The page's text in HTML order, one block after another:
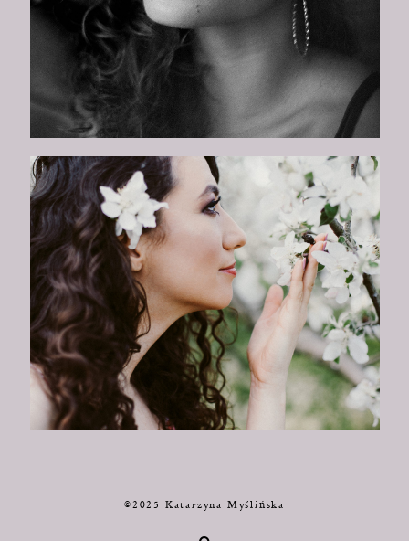
©2025 Katarzyna Myślińska